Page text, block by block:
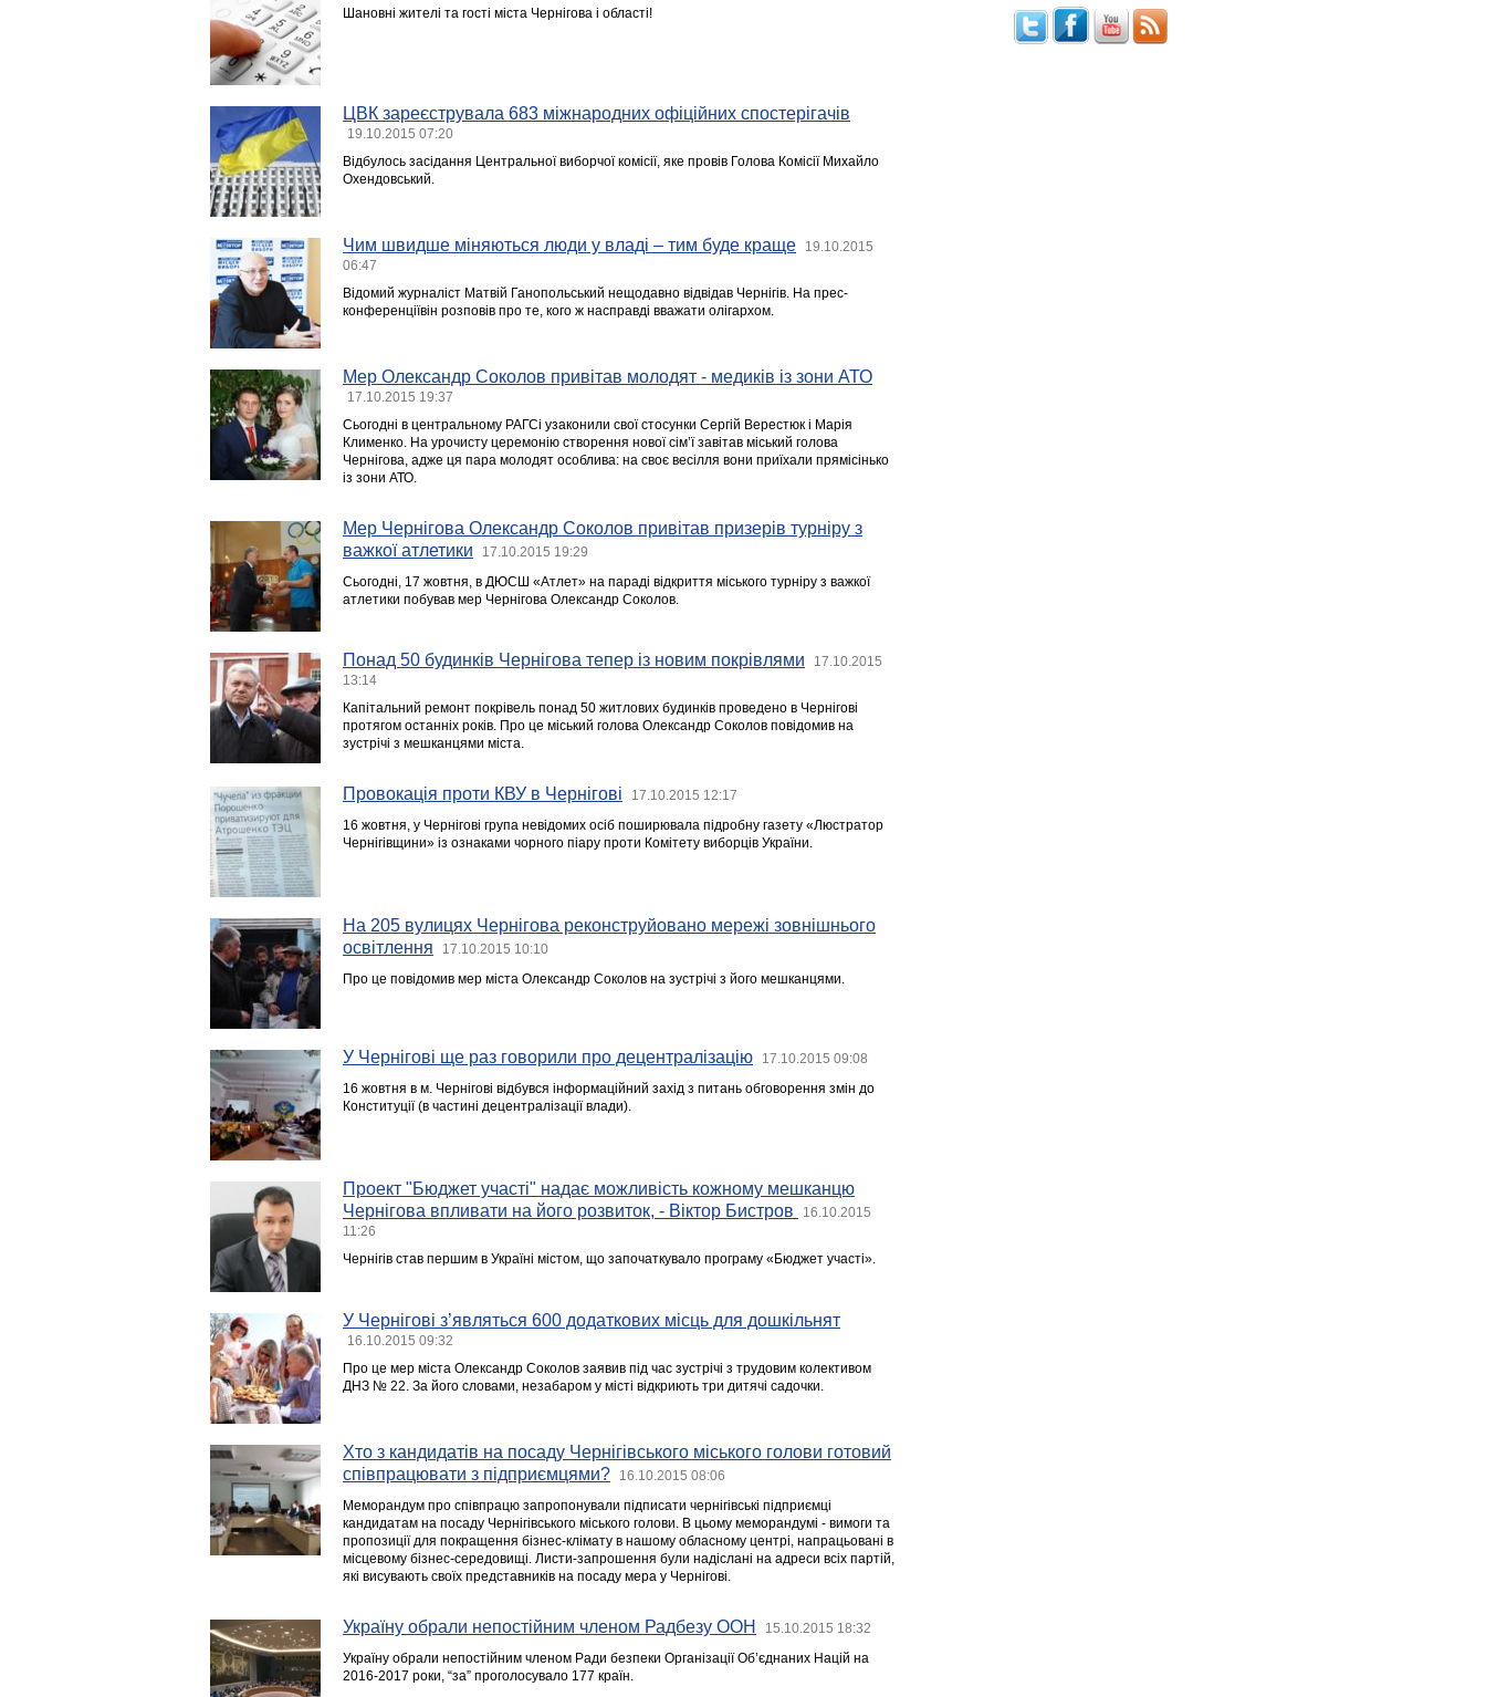
Шановні жителі та гості міста Чернігова і області!
ЦВК зареєструвала 683 міжнародних офіційних спостерігачів
19.10.2015 07:20
Відбулось засідання Центральної виборчої комісії, яке провів Голова Комісії Михайло
Охендовський.
Чим швидше міняються люди у владі – тим буде краще
19.10.2015
06:47
Відомий журналіст Матвій Ганопольський нещодавно відвідав Чернігів. На прес-
конференціївін розповів про те, кого ж насправді вважати олігархом.
Мер Олександр Соколов привітав молодят - медиків із зони АТО
17.10.2015 19:37
Сьогодні в центральному РАГСі узаконили свої стосунки Сергій Верестюк і Марія
Клименко. На урочисту церемонію створення нової сім’ї завітав міський голова
Чернігова, адже ця пара молодят особлива: на своє весілля вони приїхали прямісінько
із зони АТО.
Мер Чернігова Олександр Соколов привітав призерів турніру з
важкої атлетики
17.10.2015 19:29
Сьогодні, 17 жовтня, в ДЮСШ «Атлет» на параді відкриття міського турніру з важкої
атлетики побував мер Чернігова Олександр Соколов.
Понад 50 будинків Чернігова тепер із новим покрівлями
17.10.2015
13:14
Капітальний ремонт покрівель понад 50 житлових будинків проведено в Чернігові
протягом останніх років. Про це міський голова Олександр Соколов повідомив на
зустрічі з мешканцями міста.
Провокація проти КВУ в Чернігові 17.10.2015 12:17
16 жовтня, у Чернігові група невідомих осіб поширювала підробну газету «Люстратор
Чернігівщини» із ознаками чорного піару проти Комітету виборців України.
На 205 вулицях Чернігова реконструйовано мережі зовнішнього
освітлення
17.10.2015 10:10
Про це повідомив мер міста Олександр Соколов на зустрічі з його мешканцями.
У Чернігові ще раз говорили про децентралізацію 17.10.2015 09:08
16 жовтня в м. Чернігові відбувся інформаційний захід з питань обговорення змін до
Конституції (в частині децентралізації влади).
Проект "Бюджет участі" надає можливість кожному мешканцю
Чернiгова впливати на його розвиток, - Віктор Бистров
16.10.2015
11:26
Чернігів став першим в Україні містом, що започаткувало програму «Бюджет участі».
У Чернігові з’являться 600 додаткових місць для дошкільнят
16.10.2015 09:32
Про це мер міста Олександр Соколов заявив під час зустрічі з трудовим колективом
ДНЗ № 22. За його словами, незабаром у місті відкриють три дитячі садочки.
Хто з кандидатів на посаду Чернігівського міського голови готовий
співпрацювати з підприємцями?
16.10.2015 08:06
Меморандум про співпрацю запропонували підписати чернігівські підприємці
кандидатам на посаду Чернігівського міського голови. В цьому меморандумі - вимоги та
пропозиції для покращення бізнес-клімату в нашому обласному центрі, напрацьовані в
місцевому бізнес-середовищі. Листи-запрошення були надіслані на адреси всіх партій,
які висувають своїх представників на посаду мера у Чернігові.
Україну обрали непостійним членом Радбезу ООН 15.10.2015 18:32
Україну обрали непостійним членом Ради безпеки Організації Об’єднаних Націй на
2016-2017 роки, “за” проголосувало 177 країн.